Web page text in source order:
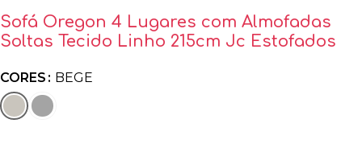
Sofá Oregon 4 Lugares com Almofadas
Soltas Tecido Linho 215cm Jc Estofados
CORES BEGE